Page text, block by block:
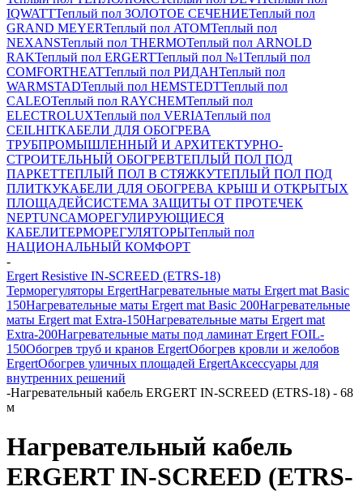
IQWATTТеплый пол ЗОЛОТОЕ СЕЧЕНИЕТеплый пол
GRAND MEYERТеплый пол ATOMТеплый пол
NEXANSТеплый пол THERMOТеплый пол ARNOLD
RAKТеплый пол ERGERTТеплый пол №1Теплый пол
COMFORTHEATТеплый пол РИДАНТеплый пол
WARMSTADТеплый пол HEMSTEDTТеплый пол
CALEOТеплый пол RAYCHEMТеплый пол
ELECTROLUXТеплый пол VERIAТеплый пол
CEILHITКАБЕЛИ ДЛЯ ОБОГРЕВА
ТРУБПРОМЫШЛЕННЫЙ И АРХИТЕКТУРНО-
СТРОИТЕЛЬНЫЙ ОБОГРЕВТЕПЛЫЙ ПОЛ ПОД
ПАРКЕТТЕПЛЫЙ ПОЛ В СТЯЖКУТЕПЛЫЙ ПОЛ ПОД
ПЛИТКУКАБЕЛИ ДЛЯ ОБОГРЕВА КРЫШ И ОТКРЫТЫХ
ПЛОЩАДЕЙСИСТЕМА ЗАЩИТЫ ОТ ПРОТЕЧЕК
NEPTUNСАМОРЕГУЛИРУЮЩИЕСЯ
КАБЕЛИТЕРМОРЕГУЛЯТОРЫТеплый пол
НАЦИОНАЛЬНЫЙ КОМФОРТ
-
Ergert Resistive IN-SCREED (ETRS-18)
Терморегуляторы ErgertНагревательные маты Ergert mat Basic
150Нагревательные маты Ergert mat Basic 200Нагревательные
маты Ergert mat Extra-150Нагревательные маты Ergert mat
Extra-200Нагревательные маты под ламинат Ergert FOIL-
150Обогрев труб и кранов ErgertОбогрев кровли и желобов
ErgertОбогрев уличных площадей ErgertАксессуары для
внутренних решений
-Нагревательный кабель ERGERT IN-SCREED (ETRS-18) - 68
м
Нагревательный кабель
ERGERT IN-SCREED (ETRS-